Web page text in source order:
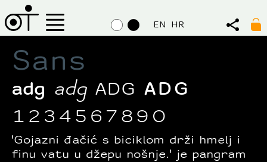
EN HR
Sans
adg adg ADG ADG
1234567890
'Gojazni đačić s biciklom drži hmelj i
finu vatu u džepu nošnje.' je pangram